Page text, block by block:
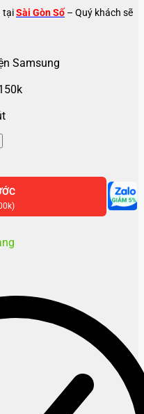
tạiSài Gòn Số – Quý khách sẽ
Samsung